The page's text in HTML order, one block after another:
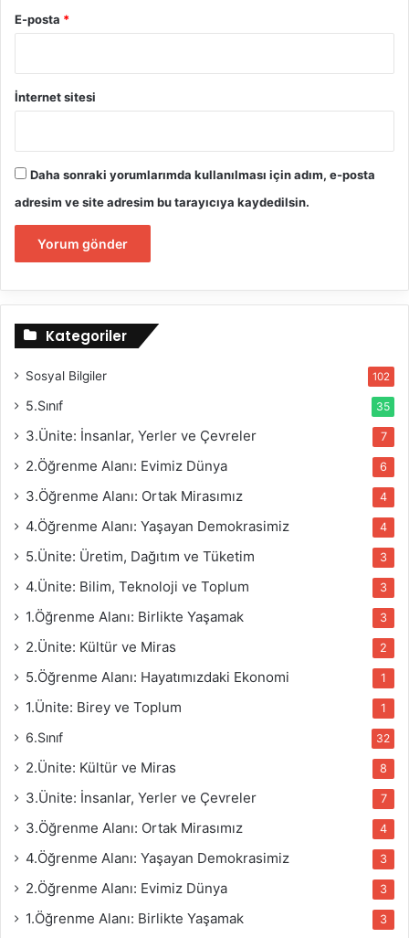
E-posta *
İnternet sitesi
Daha sonraki yorumlarımda kullanılması için adım, e-posta
adresim ve site adresim bu tarayıcıya kaydedilsin.
Kategoriler
Sosyal Bilgiler 102
5.Sınıf 35
3.Ünite: İnsanlar, Yerler ve Çevreler 7
2.Öğrenme Alanı: Evimiz Dünya 6
3.Öğrenme Alanı: Ortak Mirasımız 4
4.Öğrenme Alanı: Yaşayan Demokrasimiz 4
5.Ünite: Üretim, Dağıtım ve Tüketim 3
4.Ünite: Bilim, Teknoloji ve Toplum 3
1.Öğrenme Alanı: Birlikte Yaşamak 3
2.Ünite: Kültür ve Miras 2
5.Öğrenme Alanı: Hayatımızdaki Ekonomi 1
1.Ünite: Birey ve Toplum 1
6.Sınıf 32
2.Ünite: Kültür ve Miras 8
3.Ünite: İnsanlar, Yerler ve Çevreler 7
3.Öğrenme Alanı: Ortak Mirasımız 4
4.Öğrenme Alanı: Yaşayan Demokrasimiz 3
2.Öğrenme Alanı: Evimiz Dünya 3
1.Öğrenme Alanı: Birlikte Yaşamak 3